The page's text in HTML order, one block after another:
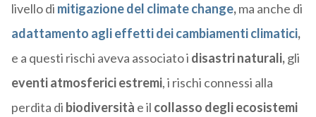
livello di mitigazione del climate change,ma anche di
adattamento agli effetti dei cambiamenti climatici,
e a questi rischi aveva associato i disastri naturali,gli
eventi atmosferici estremi, i rischi connessi alla
perdita di biodiversità e il collasso degli ecosistemi